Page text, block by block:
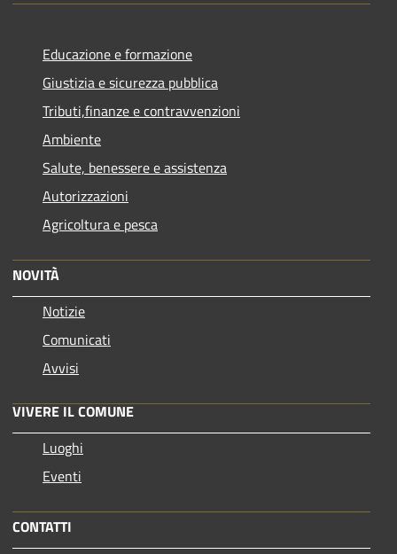
Educazione e formazione
Giustizia e sicurezza pubblica
Tributi,finanze e contravvenzioni
Ambiente
Salute, benessere e assistenza
Autorizzazioni
Agricoltura e pesca
NOVITÀ
Notizie
Comunicati
Avvisi
VIVERE IL COMUNE
Luoghi
Eventi
CONTATTI